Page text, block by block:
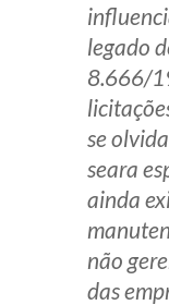
legado
8.666/
se
seara
ainda
não
das